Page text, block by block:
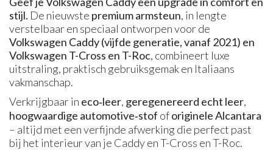
stijl. De nieuwste premium armsteun, in lengte
verstelbaar en speciaal ontworpen voor de
Volkswagen Caddy (vijfde generatie, vanaf 2021) en
Volkswagen T-Cross en T-Roc, combineert luxe
uitstraling, praktisch gebruiksgemak en Italiaans
vakmanschap.
Verkrijgbaar in eco‑leer, geregenereerd echt leer,
hoogwaardige automotive‑stof oforiginele Alcantara
– altijd met een verfijnde afwerking die perfect past
bij het interieur van je Caddy en T-Cross en T-Roc.